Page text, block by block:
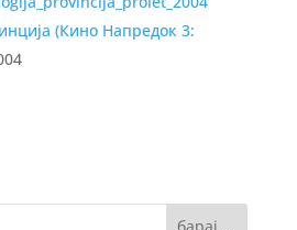
(Кино Напредок 3: